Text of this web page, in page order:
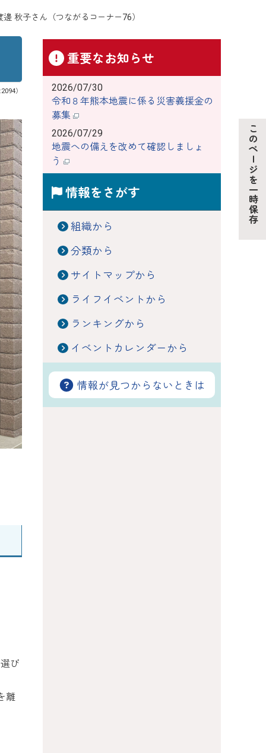
邊 秋子さん（つながるコーナー76）
）
び
離
重要なお知らせ
2026/07/30
令和８年熊本地震に係る災害義援金の
募集
2026/07/29
地震への備えを改めて確認しましょ
う
情報をさがす
組織から
分類から
サイトマップから
ライフイベントから
ランキングから
イベントカレンダーから
情報が見つからないときは
このページを一時保存